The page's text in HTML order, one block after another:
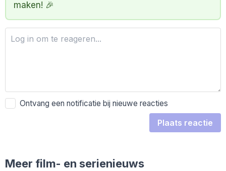
maken! 🎉
Ontvang een notificatie bij nieuwe reacties
Plaats reactie
Meer film- en serienieuws